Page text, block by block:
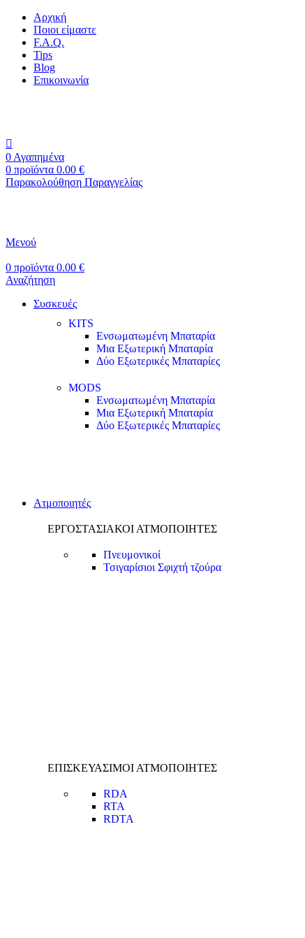
Αρχική
Ποιοι είμαστε
F.A.Q.
Tips
Blog
Επικοινωνία
0 Αγαπημένα
0 προϊόντα 0.00 €
Παρακολούθηση Παραγγελίας
Μενού
0 προϊόντα 0.00 €
Αναζήτηση
Συσκευές
KITS
Ενσωματωμένη Μπαταρία
Μια Εξωτερική Μπαταρία
Δύο Εξωτερικές Μπαταρίες
MODS
Ενσωματωμένη Μπαταρία
Μια Εξωτερική Μπαταρία
Δύο Εξωτερικές Μπαταρίες
Ατμοποιητές
ΕΡΓΟΣΤΑΣΙΑΚΟΙ ΑΤΜΟΠΟΙΗΤΕΣ
Πνευμονικοί
Τσιγαρίσιοι Σφιχτή τζούρα
ΕΠΙΣΚΕΥΑΣΙΜΟΙ ΑΤΜΟΠΟΙΗΤΕΣ
RDA
RTA
RDTA